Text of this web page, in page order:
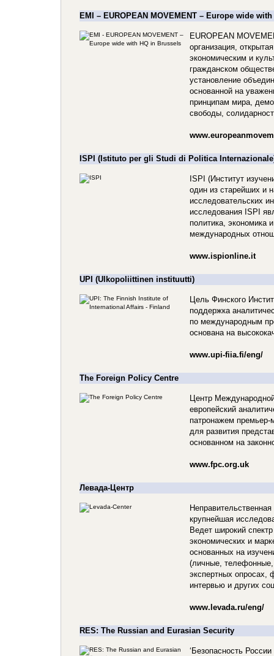
EMI – EUROPEAN MOVEMENT – Europe wide
EUROPEAN
организация,
экономическим и
гражданском
установление
основанной на
принципам мира,
свободы,
ISPI (Istituto per gli Studi di Politica
ISPI (Институт
один из старейших и
исследовательских
исследования ISPI
политика, экономика
международных
www.ispionline.it
UPI (Ulkopoliittinen instituutti)
Цель Финского
поддержка
по международным
основана на
www.upi-fiia.fi/eng/
The Foreign Policy Centre
Центр
европейский
патронажем премьер-
для развития
основанном на
www.fpc.org.uk
Левада-Центр
крупнейшая
Ведет широкий
экономических и
основанных на
(личные, телефонные,
экспертных опросах,
интервью и других
www.levada.ru/eng/
RES: The Russian and Eurasian Security
‘Безопасность